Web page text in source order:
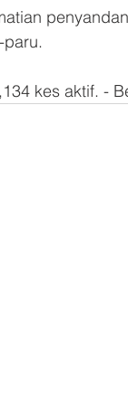
kes aktif. -